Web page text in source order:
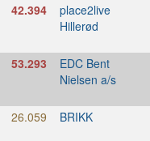
42.394 place2live
Hillerød
53.293 EDC Bent
Nielsen a/s
26.059 BRIKK